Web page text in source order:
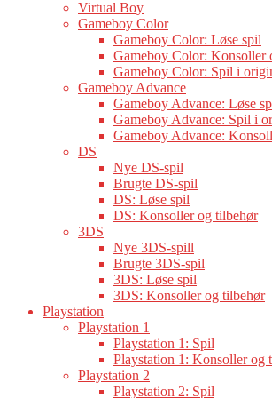
Virtual Boy
Gameboy Color
Gameboy Color: Løse spil
Gameboy Color: Konsoller
Gameboy Color: Spil i
Gameboy Advance
Gameboy Advance: Løse
Gameboy Advance: Spil i
Gameboy Advance:
DS
Nye DS-spil
Brugte DS-spil
DS: Løse spil
DS: Konsoller og tilbehør
3DS
Nye 3DS-spill
Brugte 3DS-spil
3DS: Løse spil
3DS: Konsoller og tilbehør
Playstation
Playstation 1
Playstation 1: Spil
Playstation 1: Konsoller og
Playstation 2
Playstation 2: Spil